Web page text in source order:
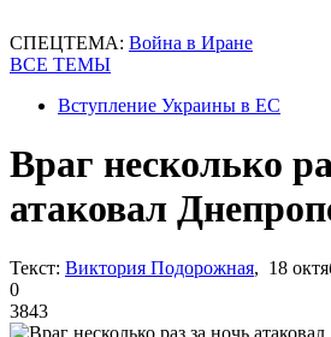
СПЕЦТЕМА: Война в Иране
ВСЕ ТЕМЫ
Вступление Украины в ЕС
Враг несколько
атаковал
Текст: Виктория Подорожная, 18
0
3843